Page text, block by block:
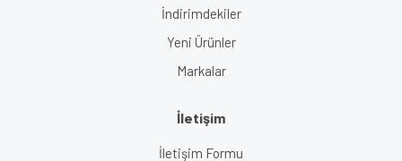
İndirimdekiler
Yeni Ürünler
Markalar
İletişim
İletişim Formu